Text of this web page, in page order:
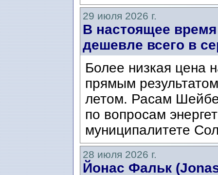
29 июля 2026 г.
В настоящее
дешевле всего в
Более низкая цена
прямым
летом. Расам
по вопросам
муниципалитете
28 июля 2026 г.
Йонас Фальк